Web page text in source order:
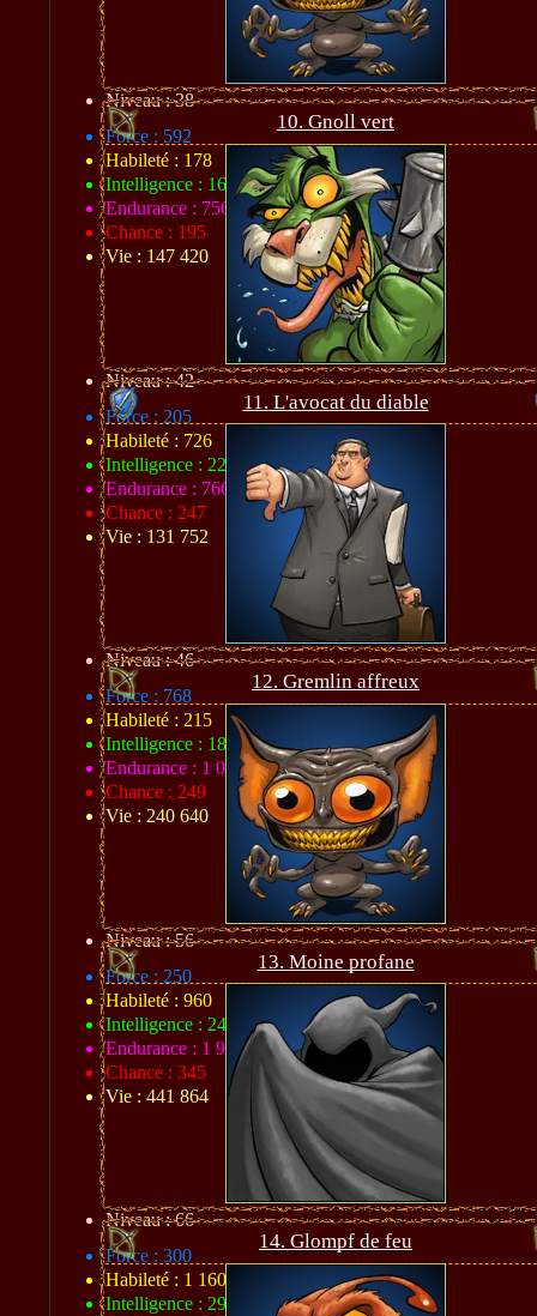
Niveau : 38
Force : 592
Habileté : 178
Intelligence : 162
Endurance : 756
Chance : 195
Vie : 147 420
10. Gnoll vert
Niveau : 42
Force : 205
Habileté : 726
Intelligence : 224
Endurance : 766
Chance : 247
Vie : 131 752
11. L'avocat du diable
Niveau : 46
Force : 768
Habileté : 215
Intelligence : 183
Endurance : 1 024
Chance : 249
Vie : 240 640
12. Gremlin affreux
Niveau : 56
Force : 250
Habileté : 960
Intelligence : 240
Endurance : 1 938
Chance : 345
Vie : 441 864
13. Moine profane
Niveau : 66
Force : 300
Habileté : 1 160
Intelligence : 290
14. Glompf de feu